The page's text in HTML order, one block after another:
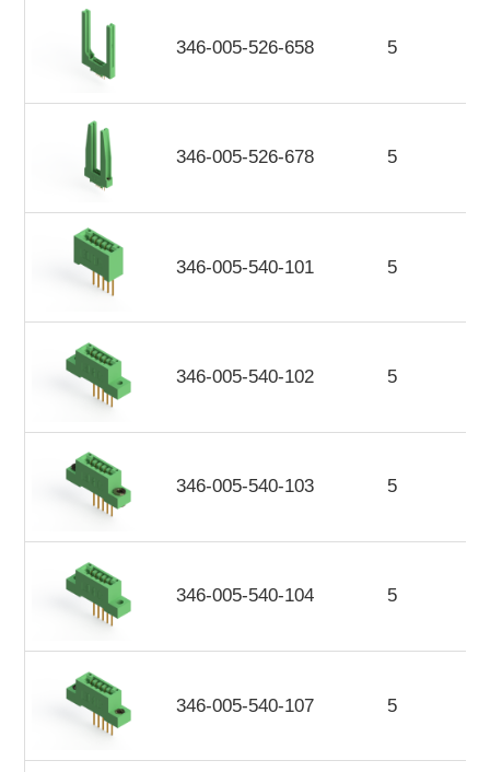
346-005-526-658 5
346-005-526-678 5
346-005-540-101 5
346-005-540-102 5
346-005-540-103 5
346-005-540-104 5
346-005-540-107 5